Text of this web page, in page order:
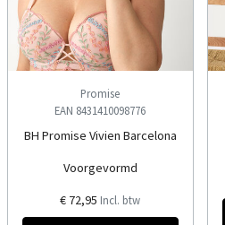
Promise
EAN 8431410098776
BH Promise Vivien Barcelona
Voorgevormd
€ 72,95 Incl. btw